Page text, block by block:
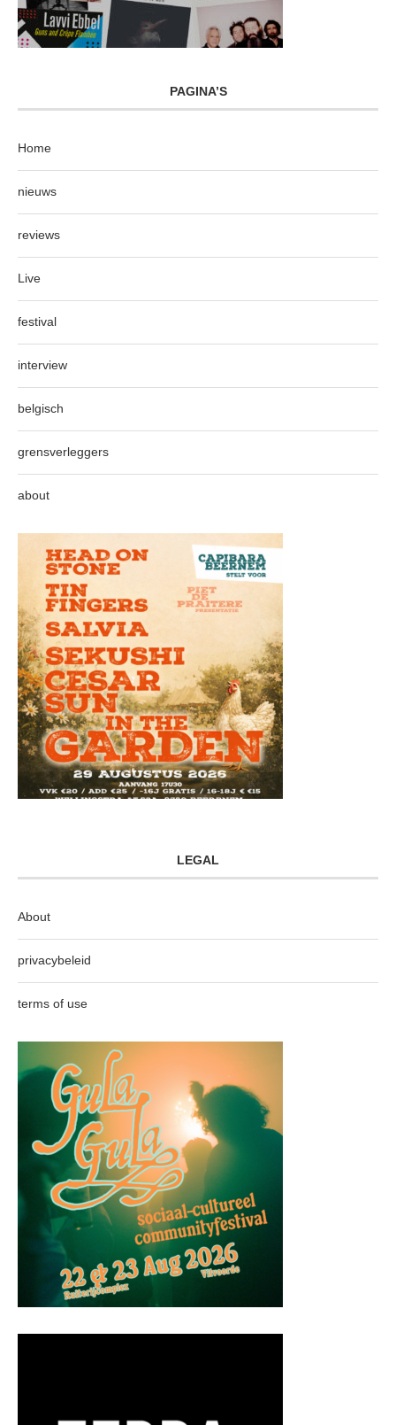
PAGINA’S
Home
nieuws
reviews
Live
festival
interview
belgisch
grensverleggers
about
LEGAL
About
privacybeleid
terms of use